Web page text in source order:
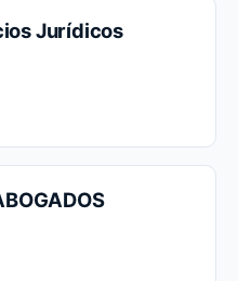
Jurídicos